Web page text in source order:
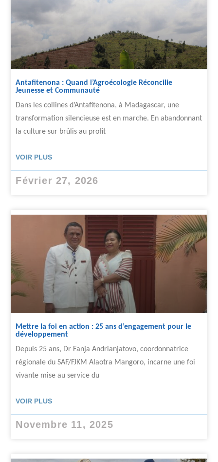
Antafitenona : Quand l’Agroécologie Réconcilie
Jeunesse et Communauté
Dans les collines d’Antafitenona, à Madagascar, une
transformation silencieuse est en marche. En abandonnant
la culture sur brûlis au profit
VOIR PLUS
Février 27, 2026
Mettre la foi en action : 25 ans d’engagement pour le
développement
Depuis 25 ans, Dr Fanja Andrianjatovo, coordonnatrice
régionale du SAF/FJKM Alaotra Mangoro, incarne une foi
vivante mise au service du
VOIR PLUS
Novembre 11, 2025